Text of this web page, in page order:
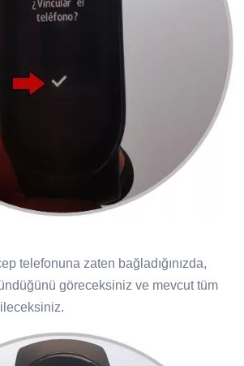
telefonuna zaten bağladığınızda,
göreceksiniz ve mevcut tüm